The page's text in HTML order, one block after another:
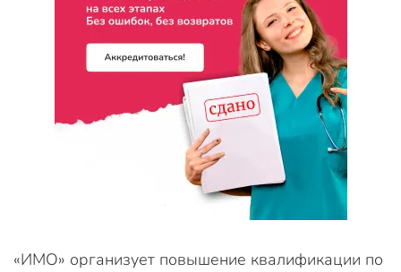
«ИМО» организует повышение квалификации по